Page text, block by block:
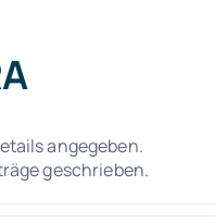
angegeben.
geschrieben.